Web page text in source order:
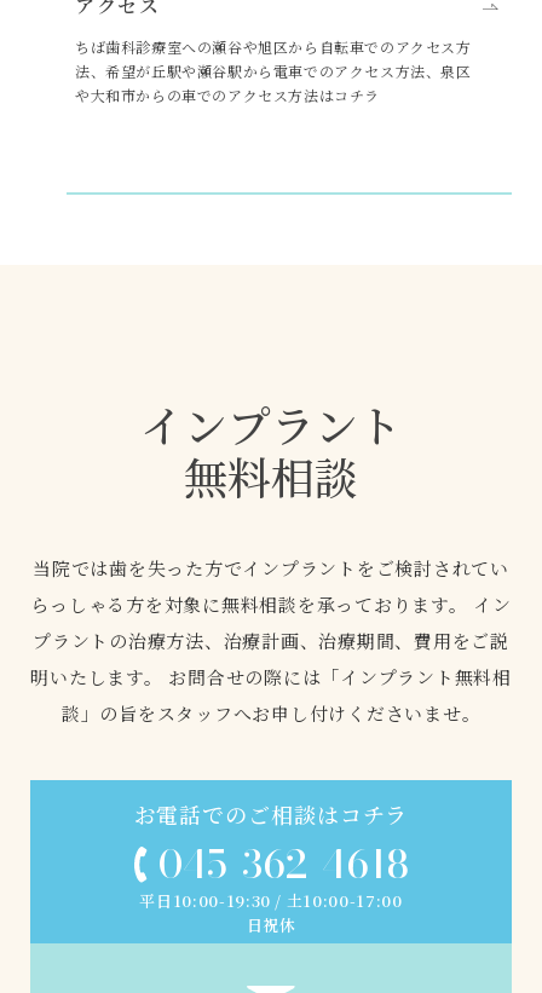
アクセス
ちば歯科診療室への瀬谷や旭区から自転車でのアクセス方
法、希望が丘駅や瀬谷駅から電車でのアクセス方法、泉区
や大和市からの車でのアクセス方法はコチラ
インプラント
無料相談
当院では歯を失った方でインプラントをご検討されてい
らっしゃる方を対象に無料相談を承っております。
イン
プラントの治療方法、治療計画、治療期間、費用をご説
明いたします。
お問合せの際には「インプラント無料相
談」の旨をスタッフへお申し付けくださいませ。
お電話でのご相談はコチラ
045-362-4618
平日10:00-19:30 / 土10:00-17:00
日祝休